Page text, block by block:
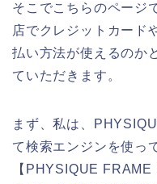
そこでこちらのページ
店でクレジットカード
払い方法が使えるのか
ていただきます。
まず、私は、
て検索エンジンを使っ
【PHYSIQUE